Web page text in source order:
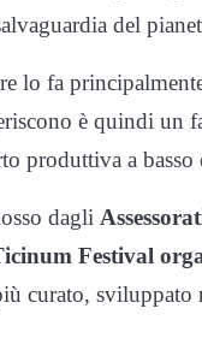
del
lo fa
è quindi un
produttiva a basso
dagli
Festival
curato,